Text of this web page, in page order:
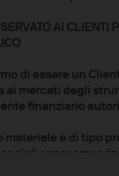
AI CLIENTI
di essere un
ai mercati degli
finanziario
materiale è di tipo
o